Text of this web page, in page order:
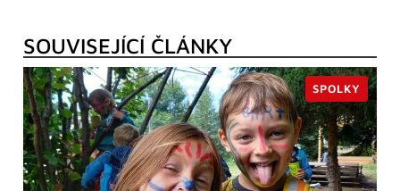
SOUVISEJÍCÍ ČLÁNKY
SPOLKY